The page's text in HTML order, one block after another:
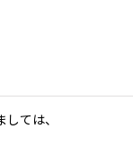
ては、